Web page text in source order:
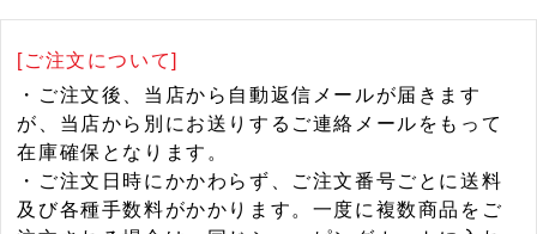
[ご注文について]
・ご注文後、当店から自動返信メールが届きます
が、当店から別にお送りするご連絡メールをもって
在庫確保となります。
・ご注文日時にかかわらず、ご注文番号ごとに送料
及び各種手数料がかかります。一度に複数商品をご